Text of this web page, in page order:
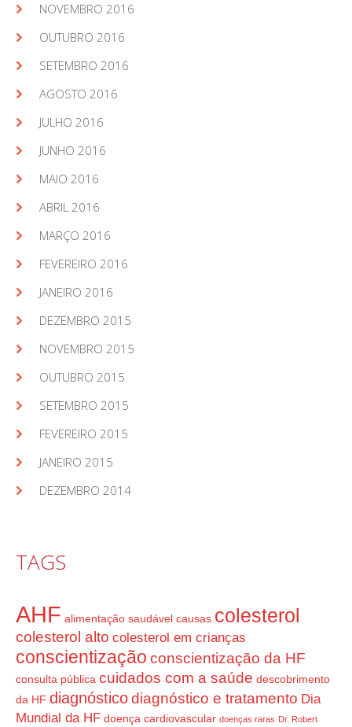
NOVEMBRO 2016
OUTUBRO 2016
SETEMBRO 2016
AGOSTO 2016
JULHO 2016
JUNHO 2016
MAIO 2016
ABRIL 2016
MARÇO 2016
FEVEREIRO 2016
JANEIRO 2016
DEZEMBRO 2015
NOVEMBRO 2015
OUTUBRO 2015
SETEMBRO 2015
FEVEREIRO 2015
JANEIRO 2015
DEZEMBRO 2014
TAGS
AHF alimentação saudável causas colesterol
colesterol alto colesterol em crianças
conscientização conscientização da HF
consulta pública cuidados com a saúde descobrimento
da HF diagnósticodiagnóstico e tratamento Dia
Mundial da HF doença cardiovascular doenças raras Dr. Robert